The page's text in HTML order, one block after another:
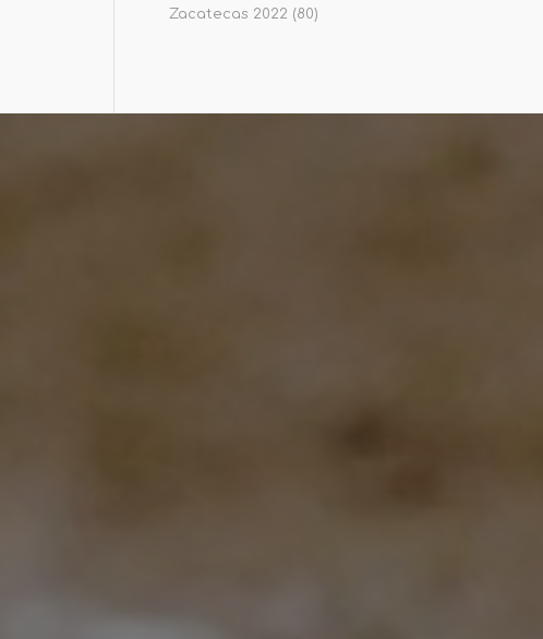
Zacatecas 2022 (80)